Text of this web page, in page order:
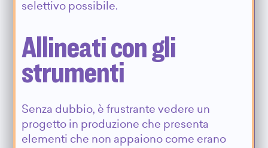
selettivo possibile.
Allineati con gli
strumenti
Senza dubbio, è frustrante vedere un
progetto in produzione che presenta
elementi che non appaiono come erano